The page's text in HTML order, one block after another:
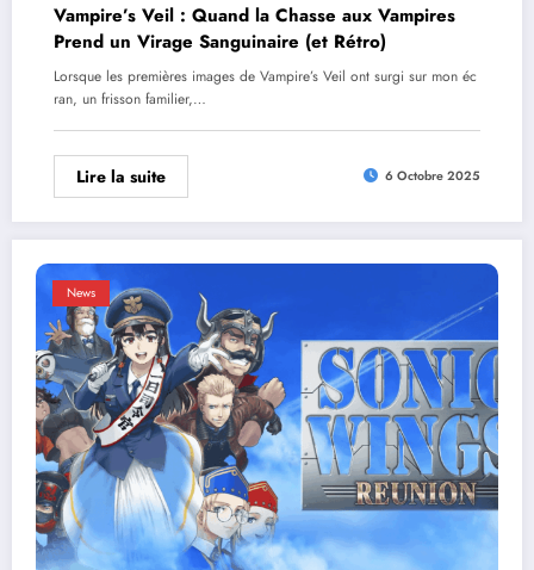
Vampire’s Veil : Quand la Chasse aux Vampires
Prend un Virage Sanguinaire (et Rétro)
Lorsque les premières images de Vampire’s Veil ont surgi sur mon éc
ran, un frisson familier,…
Lire la suite 6 Octobre 2025
News